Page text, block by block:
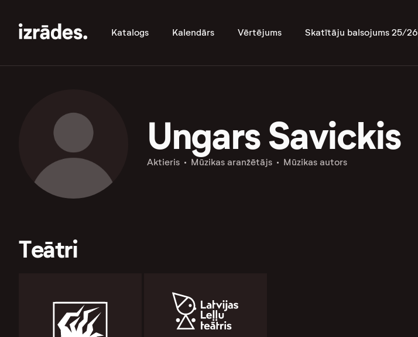
Katalogs Kalendārs Vērtējums Skatītāju balsojums 25/26
Ungars Savickis
Aktieris Mūzikas aranžētājs Mūzikas autors
Teātri